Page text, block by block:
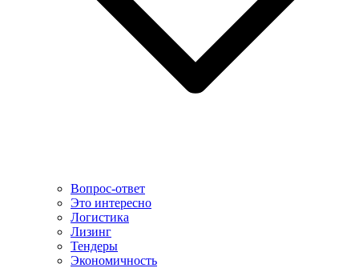
Вопрос-ответ
Это интересно
Логистика
Лизинг
Тендеры
Экономичность